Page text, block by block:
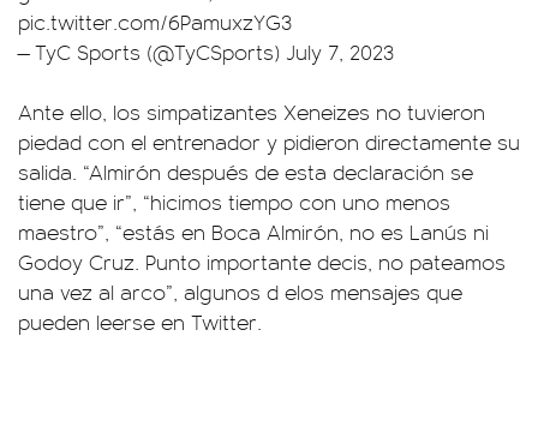
pic.twitter.com/6PamuxzYG3
— TyC Sports (@TyCSports) July 7, 2023
Ante ello, los simpatizantes Xeneizes no tuvieron
piedad con el entrenador y pidieron directamente su
salida. “Almirón después de esta declaración se
tiene que ir”, “hicimos tiempo con uno menos
maestro”, “estás en Boca Almirón, no es Lanús ni
Godoy Cruz. Punto importante decis, no pateamos
una vez al arco”, algunos d elos mensajes que
pueden leerse en Twitter.